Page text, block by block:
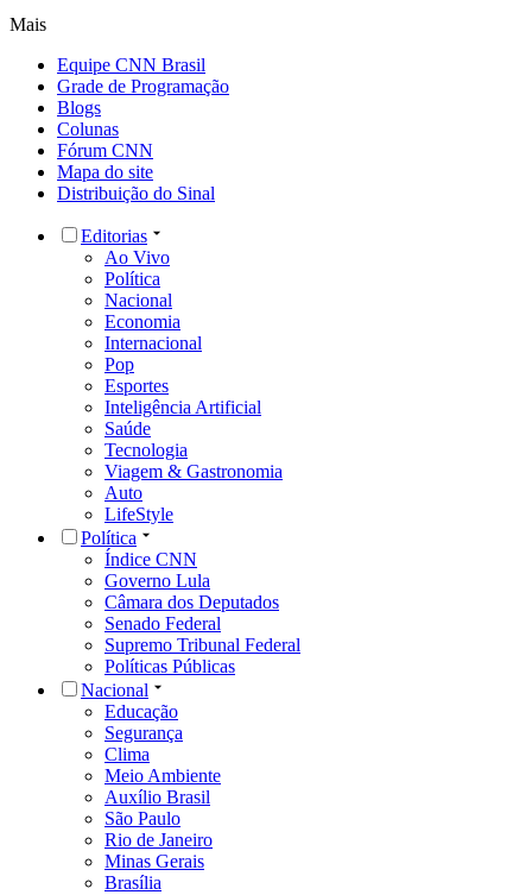
Mais
Equipe CNN Brasil
Grade de Programação
Blogs
Colunas
Fórum CNN
Mapa do site
Distribuição do Sinal
Editorias
Ao Vivo
Política
Nacional
Economia
Internacional
Pop
Esportes
Inteligência Artificial
Saúde
Tecnologia
Viagem & Gastronomia
Auto
LifeStyle
Política
Índice CNN
Governo Lula
Câmara dos Deputados
Senado Federal
Supremo Tribunal Federal
Políticas Públicas
Nacional
Educação
Segurança
Clima
Meio Ambiente
Auxílio Brasil
São Paulo
Rio de Janeiro
Minas Gerais
Brasília